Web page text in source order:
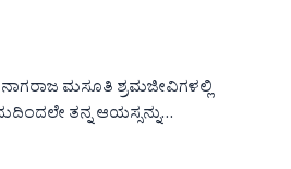
ನಾಗರಾಜ ಮಸೂತಿ ಶ್ರಮಜೀವಿಗಳಲ್ಲಿ
ತನ್ನ ಆಯಸ್ಸನ್ನು…